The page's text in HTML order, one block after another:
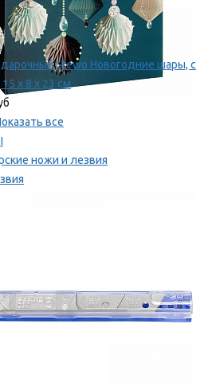
Stewo Новогодние шары, с
х 8 х 23 см
все
ножи и лезвия